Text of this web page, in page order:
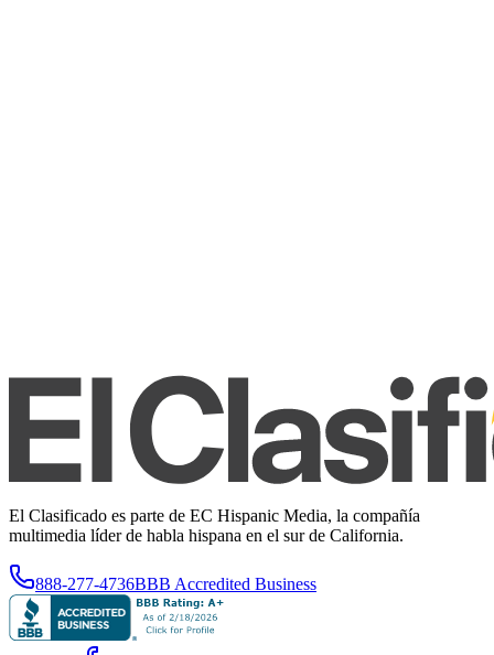
El Clasificado es parte de EC Hispanic Media, la compañía
multimedia líder de habla hispana en el sur de California.
888-277-4736BBB Accredited Business